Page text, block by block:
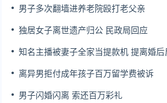
男子多次翻墙进养老院殴打老父亲
独居女子离世遗产归公 民政局回应
知名主播被妻子全家当提款机 提离婚后
离异男拒付成年孩子百万留学费被诉
男子闪婚闪离 索还百万彩礼